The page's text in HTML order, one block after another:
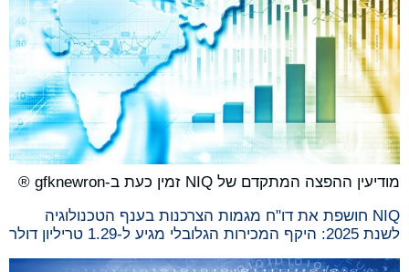
מודיעין ההפצה המתקדם של NIQ זמין כעת ב-gfknewron ®
NIQ חושפת את דו"ח מגמות הצרכנות בענף הטכנולוגיה
לשנת 2025: היקף המכירות הגלובלי מגיע ל-1.29 טריליון דולר